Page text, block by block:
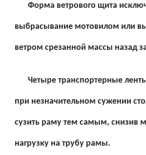
Форма ветрового щита
выбрасывание мотовилом или
ветром срезанной массы назад
Четыре транспортерные
при незначительном сужении
сузить раму тем самым, снизив
нагрузку на трубу рамы.